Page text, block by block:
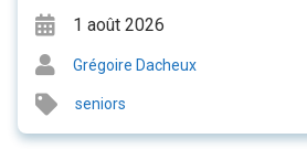
1 août 2026
Grégoire Dacheux
seniors